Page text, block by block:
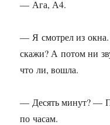
— Ага, А4.
— Я смотрел из окна.
скажи? А потом ни
что ли, вошла.
— Десять минут? —
по часам.